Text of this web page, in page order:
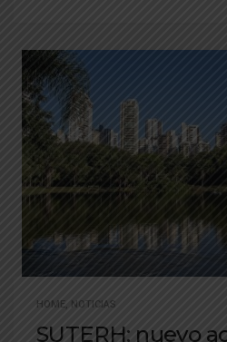
HOME, NOTICIAS
SUTERH: nuevo